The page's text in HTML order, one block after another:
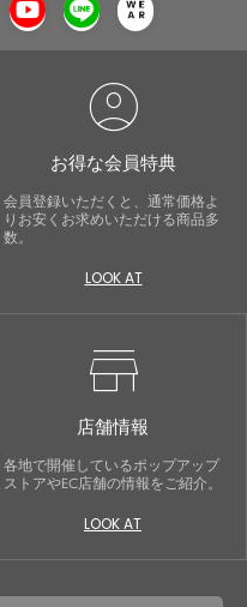
account_circle
お得な会員特典
会員登録いただくと、通常価格よ
りお安くお求めいただける商品多
数。
LOOK AT
store
店舗情報
各地で開催しているポップアップ
ストアやEC店舗の情報をご紹介。
LOOK AT